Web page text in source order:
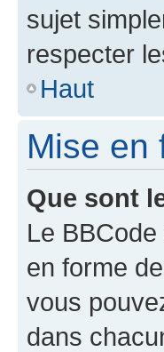
sujet
respecter
Haut
Mise en
Que sont
Le
en forme
vous
dans